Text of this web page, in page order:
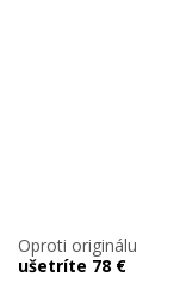
Oproti originálu
ušetríte 78 €